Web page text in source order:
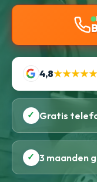
4,8★★★★★
✓ Gratis
✓ 3 maanden